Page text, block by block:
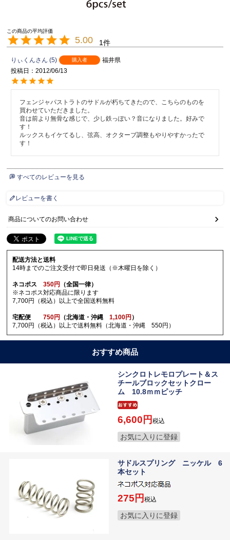
5.00 1
りぃくん 5 購入者
福井県
投稿日
2012/06/13
フェンジャパストラトのサドルが朽ちてきたので、こちらのものを
買わせていただきました。
音は前より無骨な感じで、少し鉄っぽい？音になりました。好みで
す！
ルックスもイケてるし、弦高、オクターブ調整もやりやすかったで
す！
すべてのレビューを見る
レビューを書く
商品についてのお問い合わせ
配送方法と送料
14時までのご注文受付で即日発送（※木曜日を除く）
ネコポス350円
（全国一律）
※ネコポス対応商品に限ります
7,700円（税込）以上で全国送料無料
宅配便750円 （北海道・沖縄1,100円 ）
7,700円（税込）以上で送料無料（北海道・沖縄 550円）
おすすめ商品
シンクロトレモロプレート＆ス
チールブロックセットクロー
ム 10.8ｍｍピッチ
6,600 税込
お気に入りに登録
サドルスプリング ニッケル 6
本セット
275 税込
お気に入りに登録